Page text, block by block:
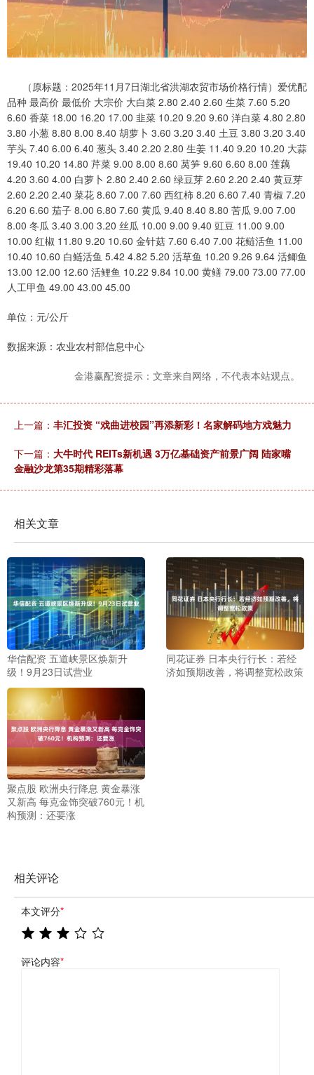
（原标题：2025年11月7日湖北省洪湖农贸市场价格行情）爱优配
品种 最高价 最低价 大宗价 大白菜 2.80 2.40 2.60 生菜 7.60 5.20
6.60 香菜 18.00 16.20 17.00 韭菜 10.20 9.20 9.60 洋白菜 4.80 2.80
3.80 小葱 8.80 8.00 8.40 胡萝卜 3.60 3.20 3.40 土豆 3.80 3.20 3.40
芋头 7.40 6.00 6.40 葱头 3.40 2.20 2.80 生姜 11.40 9.20 10.20 大蒜
19.40 10.20 14.80 芹菜 9.00 8.00 8.60 莴笋 9.60 6.60 8.00 莲藕
4.20 3.60 4.00 白萝卜 2.80 2.40 2.60 绿豆芽 2.60 2.20 2.40 黄豆芽
2.60 2.20 2.40 菜花 8.60 7.00 7.60 西红柿 8.20 6.60 7.40 青椒 7.20
6.20 6.60 茄子 8.00 6.80 7.60 黄瓜 9.40 8.40 8.80 苦瓜 9.00 7.00
8.00 冬瓜 3.40 3.00 3.20 丝瓜 10.00 9.00 9.40 豇豆 11.00 9.00
10.00 红椒 11.80 9.20 10.60 金针菇 7.60 6.40 7.00 花鲢活鱼 11.00
10.40 10.60 白鲢活鱼 5.42 4.82 5.20 活草鱼 10.20 9.26 9.64 活鲫鱼
13.00 12.00 12.60 活鲤鱼 10.22 9.84 10.00 黄鳝 79.00 73.00 77.00
人工甲鱼 49.00 43.00 45.00
单位：元/公斤
数据来源：农业农村部信息中心
金港赢配资提示：文章来自网络，不代表本站观点。
上一篇： 丰汇投资 “戏曲进校园”再添新彩！名家解码地方戏魅力
下一篇： 大牛时代 REITs新机遇 3万亿基础资产前景广阔 陆家嘴
金融沙龙第35期精彩落幕
相关文章
华信配资 五道峡景区焕新升
级！9月23日试营业
同花证券 日本央行行长：若经
济如预期改善，将调整宽松政策
聚点股 欧洲央行降息 黄金暴涨
又新高 每克金饰突破760元！机
构预测：还要涨
相关评论
本文评分*
评论内容*